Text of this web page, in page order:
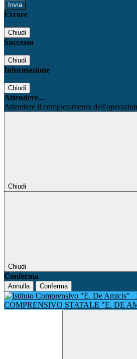
Errore
Chiudi
Successo
Chiudi
Informazione
Chiudi
Attendere...
Attendere il completamento
Chiudi
Chiudi
Conferma
Annulla Conferma
COMPRENSIVO STATALE "E. DE